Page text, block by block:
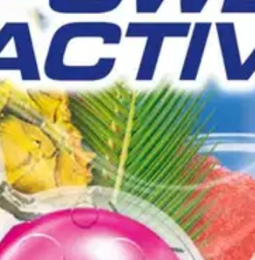
sisältää puhdistavan vaahdon,